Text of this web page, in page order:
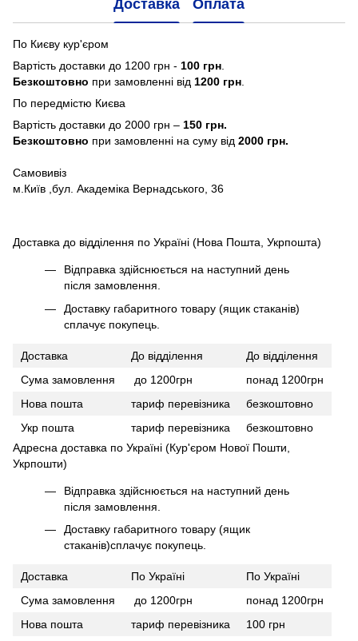
Доставка Оплата
По Києву кур'єром
Вартість доставки до 1200 грн - 100 грн.
Безкоштовно при замовленні від 1200 грн.
По передмістю Києва
Вартість доставки до 2000 грн – 150 грн.
Безкоштовно при замовленні на суму від 2000 грн.
Самовивіз
м.Київ ,бул. Академіка Вернадського, 36
Доставка до відділення по Україні (Нова Пошта, Укрпошта)
Відправка здійснюється на наступний день
після замовлення.
Доставку габаритного товару (ящик стаканів)
сплачує покупець.
Доставка До відділення
До відділення
Сума замовлення
до 1200грн
понад 1200грн
Нова пошта
тариф перевізника
безкоштовно
Укр пошта
тариф перевізника
безкоштовно
Адресна доставка по Україні (Кур'єром Нової Пошти,
Укрпошти)
Відправка здійснюється на наступний день
після замовлення.
Доставку габаритного товару (ящик
стаканів)сплачує покупець.
Доставка По Україні
По Україні
Сума замовлення
до 1200грн
понад 1200грн
Нова пошта
тариф перевізника
100 грн